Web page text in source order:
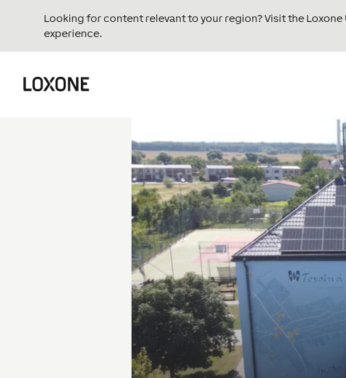
Looking for content relevant to your region? Visit the
experience.